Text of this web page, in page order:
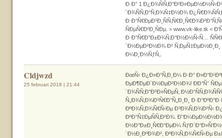
Ð·Ð° 1
´Ð¾ÑÑ‚Ð°Ñ‚Ð¾Ñ‡Ð½Ð¾
ÑÐµÑ€Ð²Ð¸ÑÐµ. > www.vk-like.tk <
Ð·Ð°Ñ€Ð°Ð±Ð¾Ñ‚Ð°Ð½Ð½Ñ‹Ñ…
´Ð½ÐµÐ²Ð½Ð¾ Ð²
Ð¼Ð¸Ð½ÑƒÑ‚.
Cldjwzd
25 februari 2018 | 21:44
ÐœÑ‹ Ð¿Ð»Ð°Ñ‚Ð¸Ð¼ Ð·Ð°
ÐµÐ¶ÐµÐ´Ð½ÐµÐ²Ð½Ð¾! ÐÐ°Ñˆ
´Ð¾ÑÑ‚Ð°Ð²Ð»ÑÐµÑ‚
Ñ„Ð¾Ñ‚Ð¾Ð³Ñ€Ð°Ñ„Ð¸Ð¸
ÐºÐ¾Ñ‚Ð¾Ñ€Ñ‹Ðµ Ð³Ð¾Ñ‚Ð¾Ð²Ñ‹
ÐºÐ°Ñ‡ÐµÑÑ‚Ð²Ð¾.
Ð½Ð°Ð±Ð¸Ñ€Ð°ÐµÐ¼
´Ð½Ð¸ÐºÐ¾Ð², ÐºÐ¾Ñ‚Ð¾Ñ€Ñ‹Ðµ